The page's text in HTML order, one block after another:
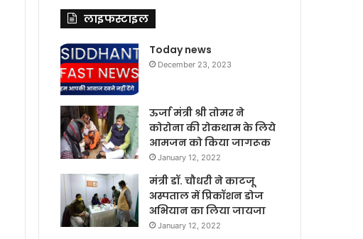
लाइफस्टाइल
Today news
December 23, 2023
ऊर्जा मंत्री श्री तोमर ने
कोरोना की रोकथाम के लिये
आमजन को किया जागरूक
January 12, 2022
मंत्री डॉ. चौधरी ने काटजू
अस्पताल में प्रिकॉशन डोज
अभियान का लिया जायजा
January 12, 2022